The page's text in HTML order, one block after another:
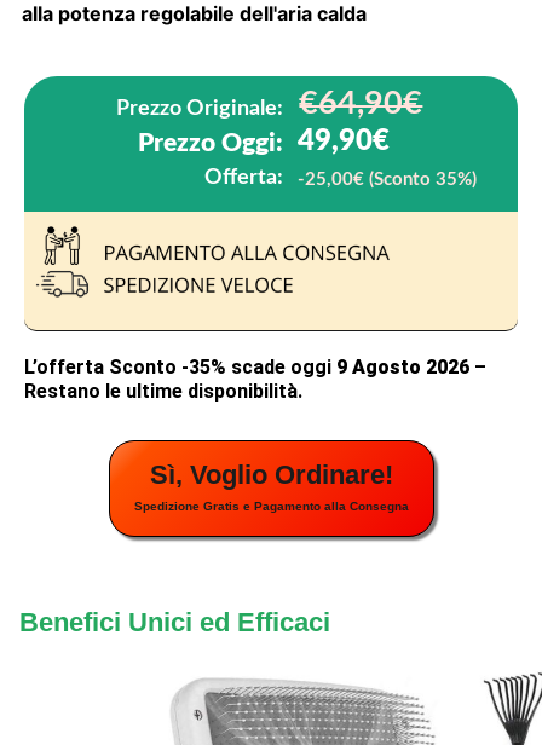
alla potenza regolabile dell'aria calda
Prezzo Originale: €64,90€
Prezzo Oggi: 49,90€
Offerta: -25,00€ (Sconto 35%)
L’offerta Sconto -35% scade oggi 9 Agosto 2026 –
Restano le ultime disponibilità.
Sì, Voglio Ordinare!
Spedizione Gratis e Pagamento alla Consegna
Benefici Unici ed Efficaci